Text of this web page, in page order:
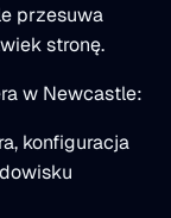
przesuwa
stronę.
w Newcastle:
konfiguracja